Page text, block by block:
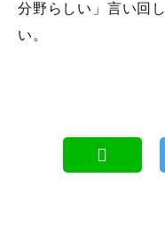
分野らしい」言い回
い。